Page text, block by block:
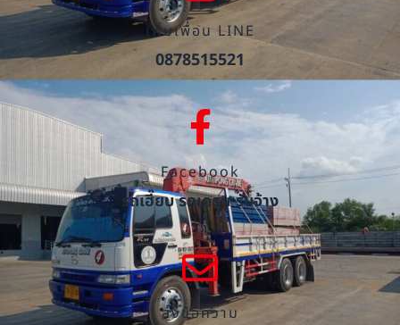
เพิ่มเพื่อน LINE
0878515521
Facebook
รถเฮี๊ยบ รถเครน รับจ้าง
ส่งข้อความ